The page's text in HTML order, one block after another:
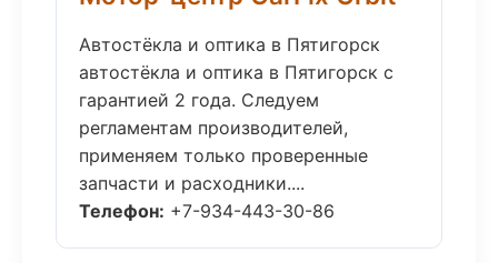
Автостёкла и оптика в Пятигорск
автостёкла и оптика в Пятигорск с
гарантией 2 года. Следуем
регламентам производителей,
применяем только проверенные
запчасти и расходники....
Телефон: +7-934-443-30-86